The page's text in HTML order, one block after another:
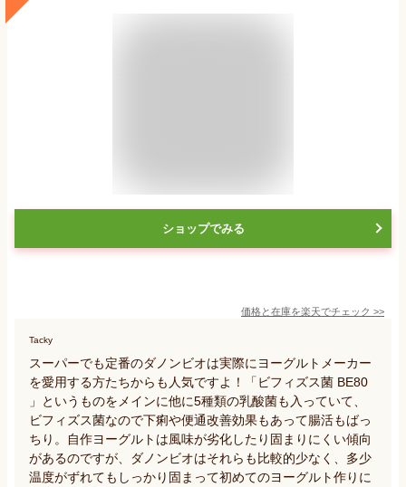
ショップでみる
価格と在庫を楽天でチェック >>
Tacky
スーパーでも定番のダノンビオは実際にヨーグルトメーカー
を愛用する方たちからも人気ですよ！「ビフィズス菌 BE80
」というものをメインに他に5種類の乳酸菌も入っていて、
ビフィズス菌なので下痢や便通改善効果もあって腸活もばっ
ちり。自作ヨーグルトは風味が劣化したり固まりにくい傾向
があるのですが、ダノンビオはそれらも比較的少なく、多少
温度がずれてもしっかり固まって初めてのヨーグルト作りに